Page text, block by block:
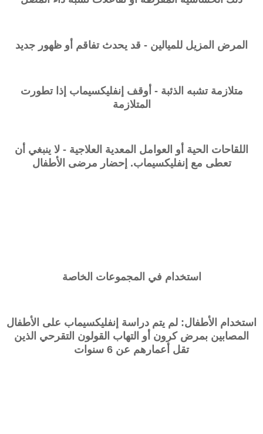
المرض المزيل للميالين - قد يحدث تفاقم أو ظهور جديد
متلازمة تشبه الذئبة - أوقف إنفليكسيماب إذا تطورت
المتلازمة
اللقاحات الحية أو العوامل المعدية العلاجية - لا ينبغي أن
تعطى مع إنفليكسيماب. إحضار مرضى الأطفال
استخدام في المجموعات الخاصة
استخدام الأطفال: لم يتم دراسة إنفليكسيماب على الأطفال
المصابين بمرض كرون أو التهاب القولون التقرحي الذين
تقل أعمارهم عن 6 سنوات